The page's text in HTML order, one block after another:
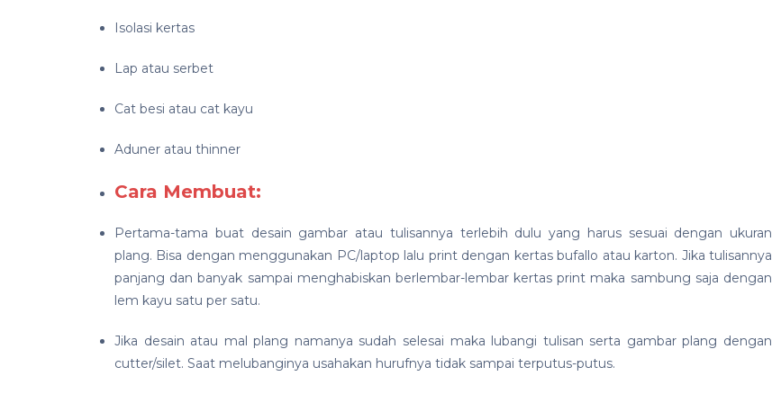
Isolasi kertas
Lap atau serbet
Cat besi atau cat kayu
Aduner atau thinner
Cara Membuat:
Pertama-tama buat desain gambar atau tulisannya terlebih dulu yang harus sesuai dengan ukuran
plang. Bisa dengan menggunakan PC/laptop lalu print dengan kertas bufallo atau karton. Jika tulisannya
panjang dan banyak sampai menghabiskan berlembar-lembar kertas print maka sambung saja dengan
lem kayu satu per satu.
Jika desain atau mal plang namanya sudah selesai maka lubangi tulisan serta gambar plang dengan
cutter/silet. Saat melubanginya usahakan hurufnya tidak sampai terputus-putus.